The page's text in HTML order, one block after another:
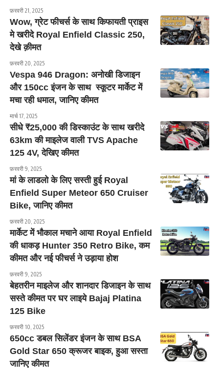
फ़रवरी 21, 2025
Wow, ग्रेट फीचर्स के साथ किफायती प्राइस
मे खरीदे Royal Enfield Classic 250,
देखे क़ीमत
फ़रवरी 20, 2025
Vespa 946 Dragon: अनोखी डिजाइन
और 150cc इंजन के साथ स्कूटर मार्केट में
मचा रही धमाल, जानिए कीमत
मार्च 17, 2025
सीधे ₹25,000 की डिस्काउंट के साथ खरीदे
63km की माइलेज वाली TVS Apache
125 4V, देखिए कीमत
फ़रवरी 9, 2025
मां के लाडलो के लिए सस्ती हुई Royal
Enfield Super Meteor 650 Cruiser
Bike, जानिए कीमत
फ़रवरी 20, 2025
मार्केट में भौकाल मचाने आया Royal Enfield
की धाकड़ Hunter 350 Retro Bike, कम
कीमत और नई फीचर्स ने उड़ाया होश
फ़रवरी 9, 2025
बेहतरीन माइलेज और शानदार डिजाइन के साथ
सस्ते कीमत पर घर लाइये Bajaj Platina
125 Bike
फ़रवरी 10, 2025
650cc डबल सिलेंडर इंजन के साथ BSA
Gold Star 650 क्रूजर बाइक, हुआ सस्ता
जानिए कीमत